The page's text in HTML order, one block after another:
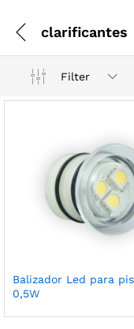
clarificantes
Filter
Balizador Led para
0,5W